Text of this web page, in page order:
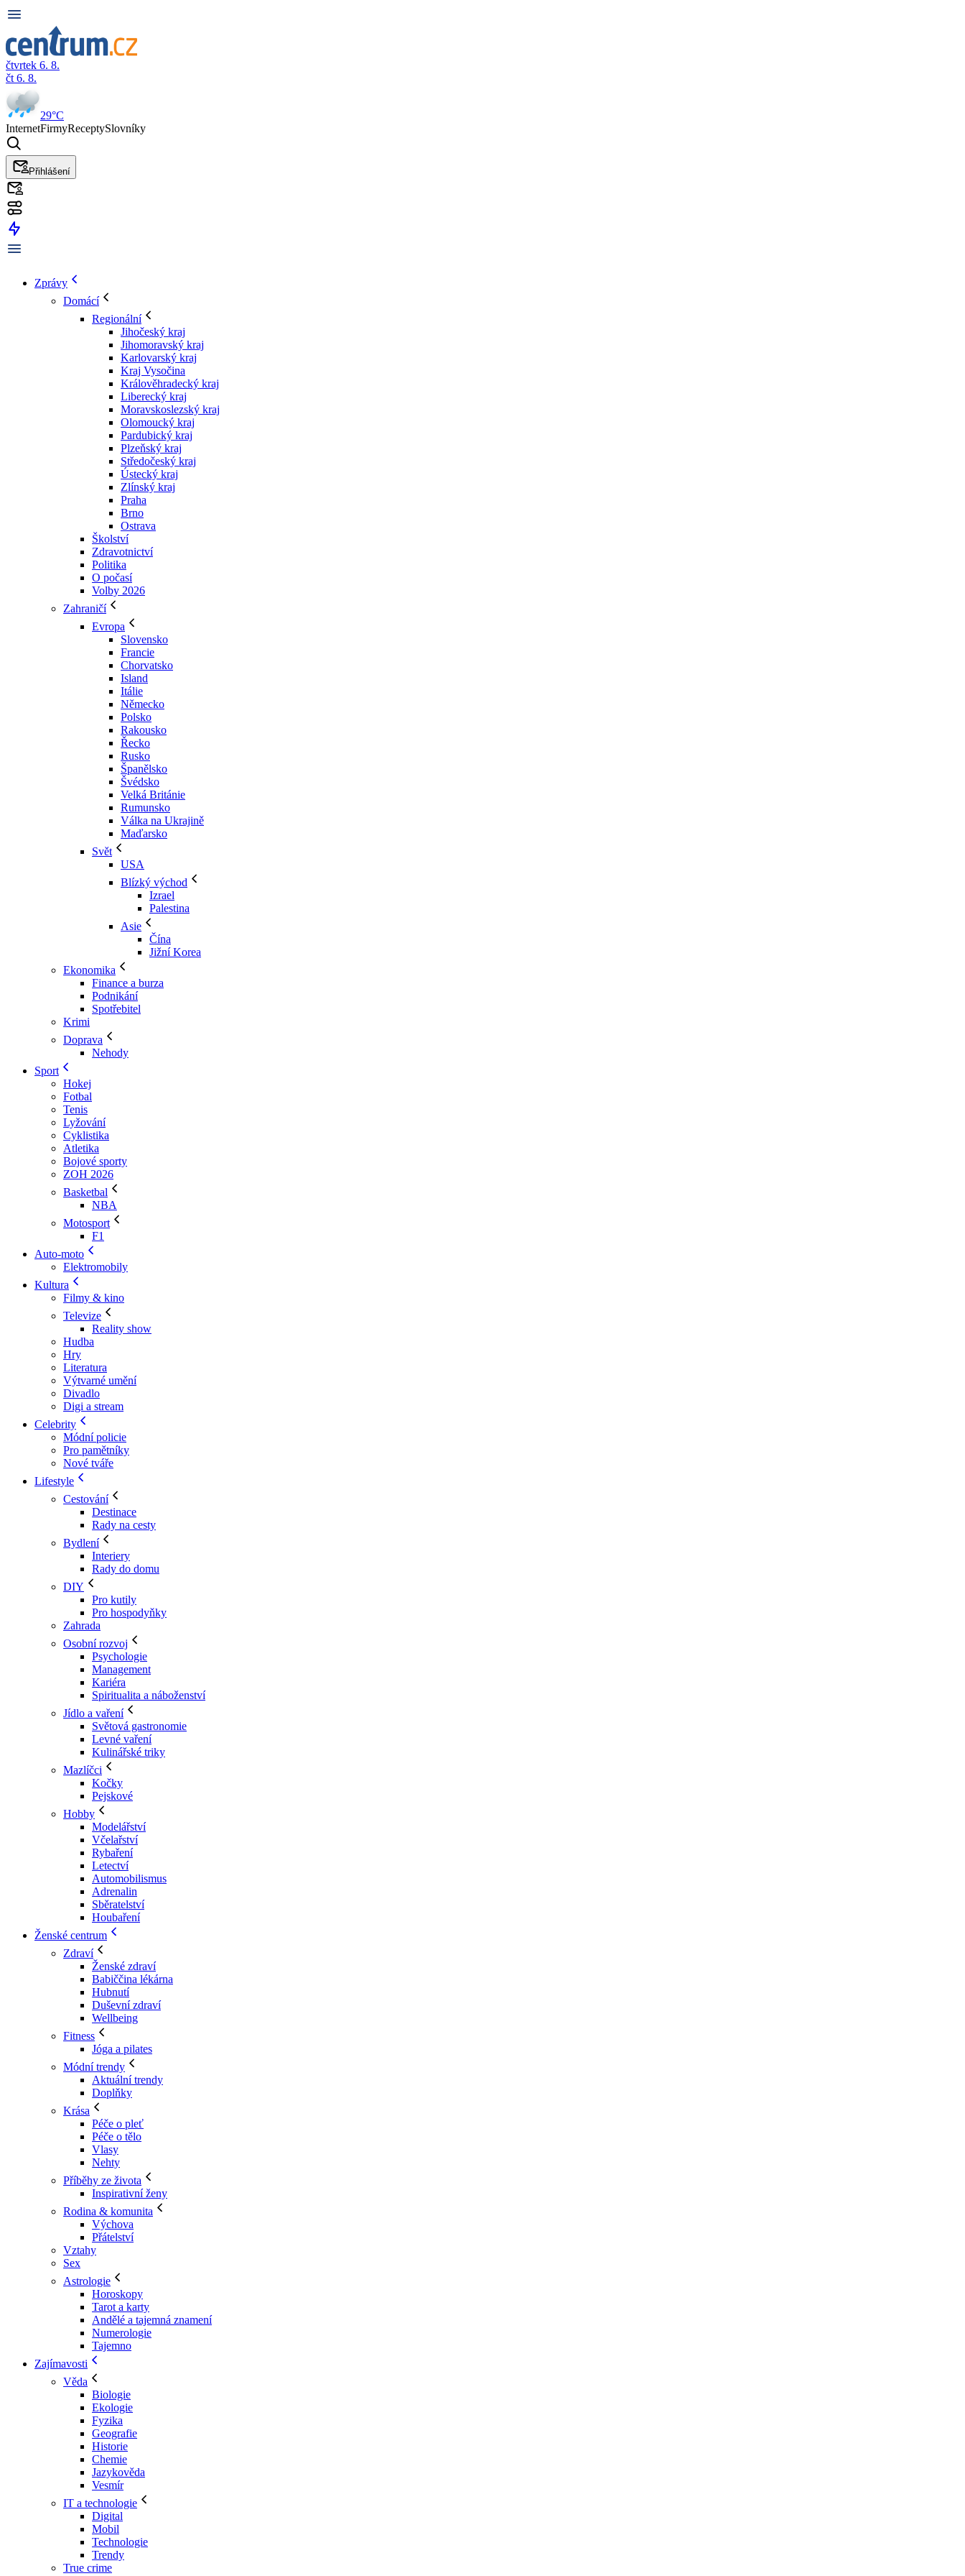
čtvrtek 6. 8.
čt 6. 8.
29°C
InternetFirmyReceptySlovníky
Přihlášení
Zprávy
Domácí
Regionální
Jihočeský kraj
Jihomoravský kraj
Karlovarský kraj
Kraj Vysočina
Králověhradecký kraj
Liberecký kraj
Moravskoslezský kraj
Olomoucký kraj
Pardubický kraj
Plzeňský kraj
Středočeský kraj
Ústecký kraj
Zlínský kraj
Praha
Brno
Ostrava
Školství
Zdravotnictví
Politika
O počasí
Volby 2026
Zahraničí
Evropa
Slovensko
Francie
Chorvatsko
Island
Itálie
Německo
Polsko
Rakousko
Řecko
Rusko
Španělsko
Švédsko
Velká Británie
Rumunsko
Válka na Ukrajině
Maďarsko
Svět
USA
Blízký východ
Izrael
Palestina
Asie
Čína
Jižní Korea
Ekonomika
Finance a burza
Podnikání
Spotřebitel
Krimi
Doprava
Nehody
Sport
Hokej
Fotbal
Tenis
Lyžování
Cyklistika
Atletika
Bojové sporty
ZOH 2026
Basketbal
NBA
Motosport
F1
Auto-moto
Elektromobily
Kultura
Filmy & kino
Televize
Reality show
Hudba
Hry
Literatura
Výtvarné umění
Divadlo
Digi a stream
Celebrity
Módní policie
Pro pamětníky
Nové tváře
Lifestyle
Cestování
Destinace
Rady na cesty
Bydlení
Interiery
Rady do domu
DIY
Pro kutily
Pro hospodyňky
Zahrada
Osobní rozvoj
Psychologie
Management
Kariéra
Spiritualita a náboženství
Jídlo a vaření
Světová gastronomie
Levné vaření
Kulinářské triky
Mazlíčci
Kočky
Pejskové
Hobby
Modelářství
Včelařství
Rybaření
Letectví
Automobilismus
Adrenalin
Sběratelství
Houbaření
Ženské centrum
Zdraví
Ženské zdraví
Babiččina lékárna
Hubnutí
Duševní zdraví
Wellbeing
Fitness
Jóga a pilates
Módní trendy
Aktuální trendy
Doplňky
Krása
Péče o pleť
Péče o tělo
Vlasy
Nehty
Příběhy ze života
Inspirativní ženy
Rodina & komunita
Výchova
Přátelství
Vztahy
Sex
Astrologie
Horoskopy
Tarot a karty
Andělé a tajemná znamení
Numerologie
Tajemno
Zajímavosti
Věda
Biologie
Ekologie
Fyzika
Geografie
Historie
Chemie
Jazykověda
Vesmír
IT a technologie
Digital
Mobil
Technologie
Trendy
True crime